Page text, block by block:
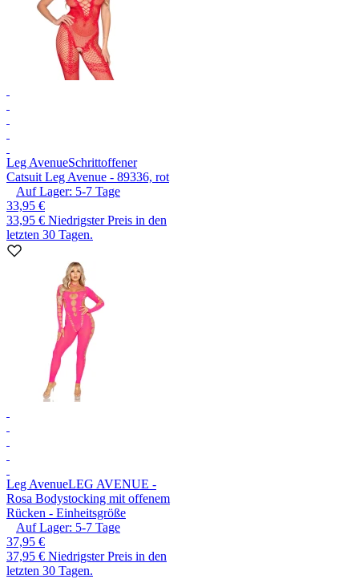
Leg AvenueSchrittoffener
Catsuit Leg Avenue - 89336, rot
Auf Lager: 5-7 Tage
33,95 €
33,95 € Niedrigster Preis in den
letzten 30 Tagen.
Leg AvenueLEG AVENUE -
Rosa Bodystocking mit offenem
Rücken - Einheitsgröße
Auf Lager: 5-7 Tage
37,95 €
37,95 € Niedrigster Preis in den
letzten 30 Tagen.